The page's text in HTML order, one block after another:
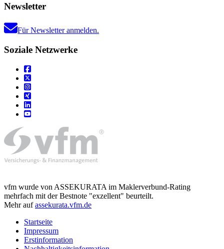
Newsletter
Für Newsletter anmelden.
Soziale Netzwerke
vfm wurde von ASSEKURATA im Maklerverbund-Rating
mehrfach mit der Bestnote "exzellent" beurteilt.
Mehr aufassekurata.vfm.de
Startseite
Impressum
Erstinformation